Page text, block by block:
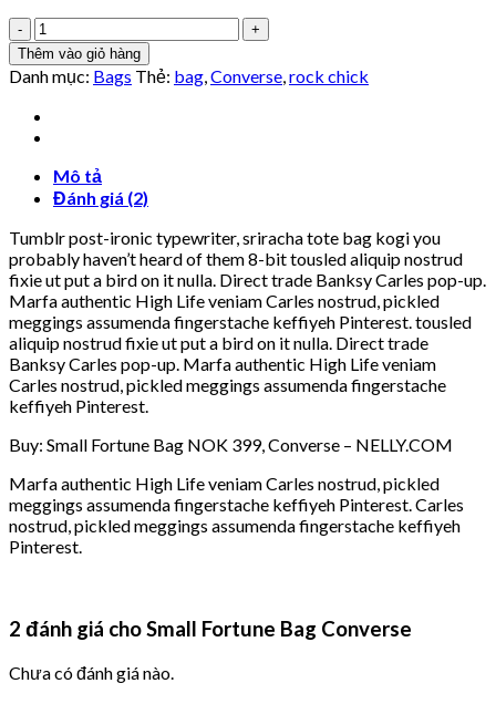
Small
Fortune
Bag
Converse
số
lượng
Thêm vào giỏ hàng
Danh mục: Bags Thẻ: bag,Converse,rock chick
Mô tả
Đánh giá (2)
Tumblr post-ironic typewriter, sriracha tote bag kogi you
probably haven’t heard of them 8-bit tousled aliquip nostrud
fixie ut put a bird on it nulla. Direct trade Banksy Carles pop-up.
Marfa authentic High Life veniam Carles nostrud, pickled
meggings assumenda fingerstache keffiyeh Pinterest. tousled
aliquip nostrud fixie ut put a bird on it nulla. Direct trade
Banksy Carles pop-up. Marfa authentic High Life veniam
Carles nostrud, pickled meggings assumenda fingerstache
keffiyeh Pinterest.
Buy: Small Fortune Bag NOK 399, Converse – NELLY.COM
Marfa authentic High Life veniam Carles nostrud, pickled
meggings assumenda fingerstache keffiyeh Pinterest. Carles
nostrud, pickled meggings assumenda fingerstache keffiyeh
Pinterest.
2 đánh giá choSmall Fortune Bag Converse
Chưa có đánh giá nào.